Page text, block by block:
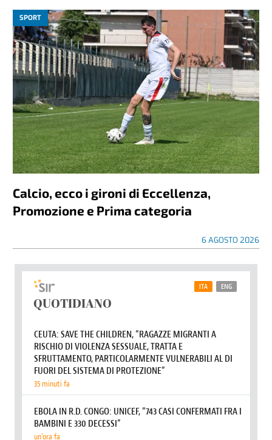
SPORT
Calcio, ecco i gironi di Eccellenza,
Promozione e Prima categoria
6 AGOSTO 2026